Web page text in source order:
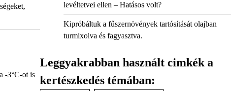
-3°C-ot is
levéltetvei ellen – Hatásos volt?
Kipróbáltuk a fűszernövények tartósítását olajban
turmixolva és fagyasztva.
Leggyakrabban használt cimkék a
kertészkedés témában: